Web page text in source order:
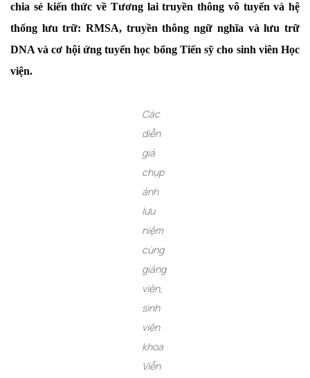
chia sẻ kiến thức về Tương lai truyền thông vô tuyến và hệ
thống lưu trữ: RMSA, truyền thông ngữ nghĩa và lưu trữ
DNA và cơ hội ứng tuyển học bổng Tiến sỹ cho sinh viên Học
viện.
Các
diễn
giả
chụp
ảnh
lưu
niệm
cùng
giảng
viên,
sinh
viên
khoa
Viễn